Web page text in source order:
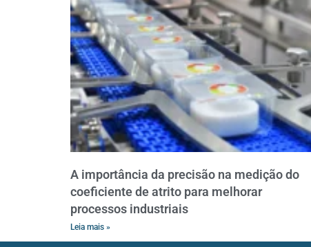
A importância da precisão na medição do
coeficiente de atrito para melhorar
processos industriais
Leia mais »